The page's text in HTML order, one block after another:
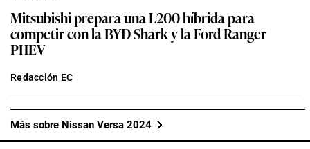
Mitsubishi prepara una L200 híbrida para
competir con la BYD Shark y la Ford Ranger
PHEV
Redacción EC
Más sobre Nissan Versa 2024